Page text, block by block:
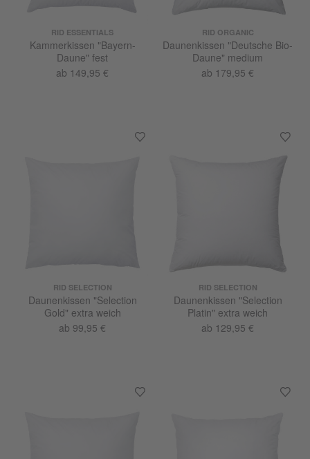
RID ESSENTIALS
Kammerkissen "Bayern-
Daune" fest
ab 149,95 €
RID ORGANIC
Daunenkissen "Deutsche Bio-
Daune" medium
ab 179,95 €
RID SELECTION
Daunenkissen "Selection
Gold" extra weich
ab 99,95 €
RID SELECTION
Daunenkissen "Selection
Platin" extra weich
ab 129,95 €